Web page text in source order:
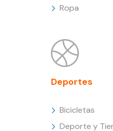
Ropa
Deportes
Bicicletas
Deporte y